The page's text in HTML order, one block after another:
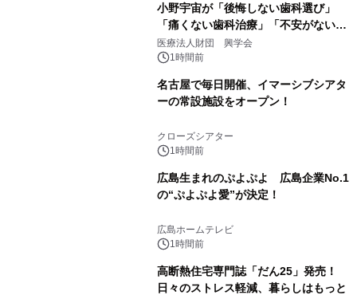
小野宇宙が「後悔しない歯科選び」
「痛くない歯科治療」「不安がない治
療計画」をテーマに専門監修
医療法人財団 興学会
1時間前
名古屋で毎日開催、イマーシブシアタ
ーの常設施設をオープン！
クローズシアター
1時間前
広島生まれのぷよぷよ 広島企業No.1
の“ぷよぷよ愛”が決定！
広島ホームテレビ
1時間前
高断熱住宅専門誌「だん25」発売！
日々のストレス軽減、暮らしはもっと